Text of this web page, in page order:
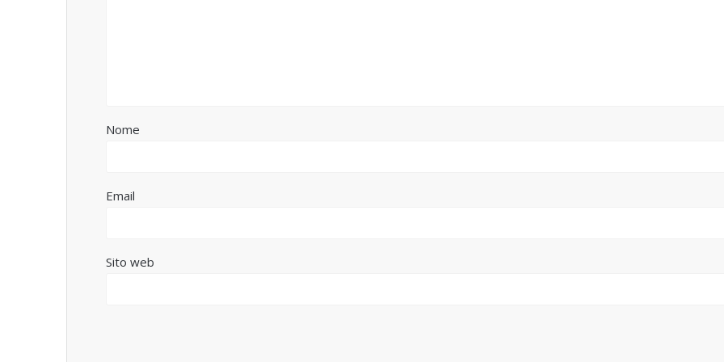
Nome
Email
Sito web